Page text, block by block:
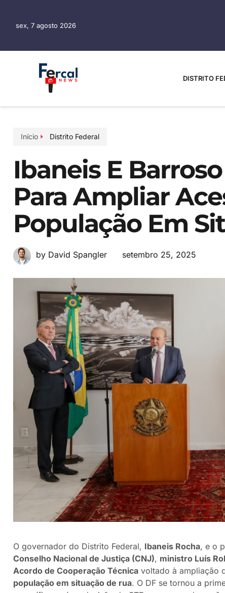
sex, 7 agosto 2026
DISTRITO
Início Distrito Federal
Ibaneis E
Para Ampliar
População Em
by David Spangler setembro 25, 2025
O governador do Distrito Federal, Ibaneis Rocha, e o
Conselho Nacional de Justiça (CNJ), ministro Luís
Acordo de Cooperação Técnica voltado à ampliação
população em situação de rua. O DF se tornou a